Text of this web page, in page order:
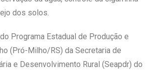
dos solos.
Programa Estadual de Produção e
(Pró-Milho/RS) da Secretaria de
e Desenvolvimento Rural (Seapdr) do